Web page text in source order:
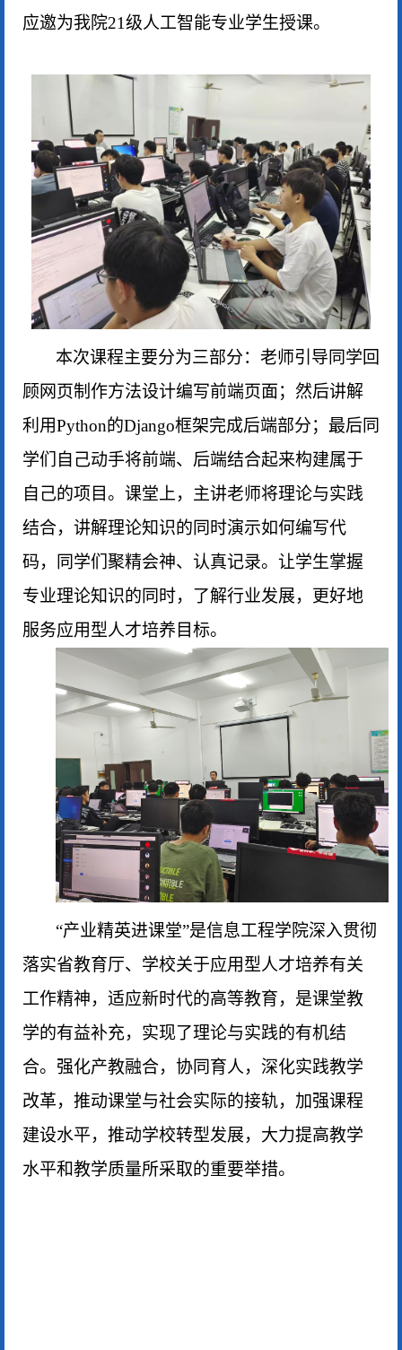
应邀为我院21级人工智能专业学生授课。
本次课程主要分为三部分：老师引导同学回
顾网页制作方法设计编写前端页面；然后讲解
利用Python的Django框架完成后端部分；最后同
学们自己动手将前端、后端结合起来构建属于
自己的项目。课堂上，主讲老师将理论与实践
结合，讲解理论知识的同时演示如何编写代
码，同学们聚精会神、认真记录。让学生掌握
专业理论知识的同时，了解行业发展，更好地
服务应用型人才培养目标。
“产业精英进课堂”是信息工程学院深入贯彻
落实省教育厅、学校关于应用型人才培养有关
工作精神，适应新时代的高等教育，是课堂教
学的有益补充，实现了理论与实践的有机结
合。强化产教融合，协同育人，深化实践教学
改革，推动课堂与社会实际的接轨，加强课程
建设水平，推动学校转型发展，大力提高教学
水平和教学质量所采取的重要举措。